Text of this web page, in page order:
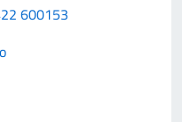
600153